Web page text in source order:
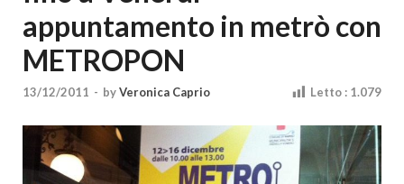
Cultura
appuntamento in metrò con
METROPON
13/12/2011 - byVeronica Caprio Letto : 1.079